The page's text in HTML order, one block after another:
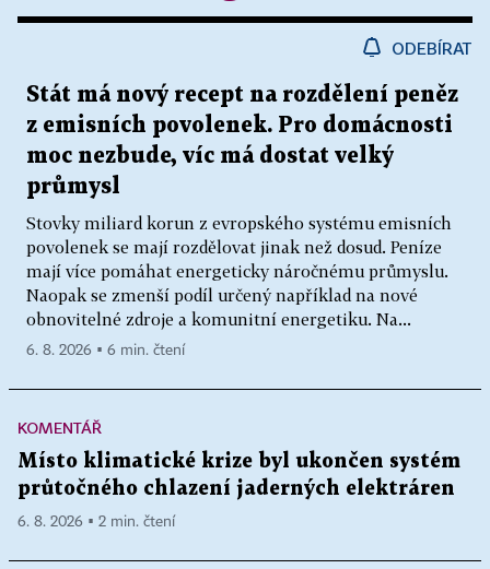
ODEBÍRAT
Stát má nový recept na rozdělení peněz
z emisních povolenek. Pro domácnosti
moc nezbude, víc má dostat velký
průmysl
Stovky miliard korun z evropského systému emisních
povolenek se mají rozdělovat jinak než dosud. Peníze
mají více pomáhat energeticky náročnému průmyslu.
Naopak se zmenší podíl určený například na nové
obnovitelné zdroje a komunitní energetiku. Na...
6. 8. 2026 ▪ 6 min. čtení
KOMENTÁŘ
Místo klimatické krize byl ukončen systém
průtočného chlazení jaderných elektráren
6. 8. 2026 ▪ 2 min. čtení